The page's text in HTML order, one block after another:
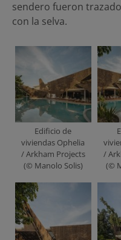
sendero fueron
con la selva.
Edificio de
viviendas Ophelia
/ Arkham Projects
(© Manolo Solis)
/
(©